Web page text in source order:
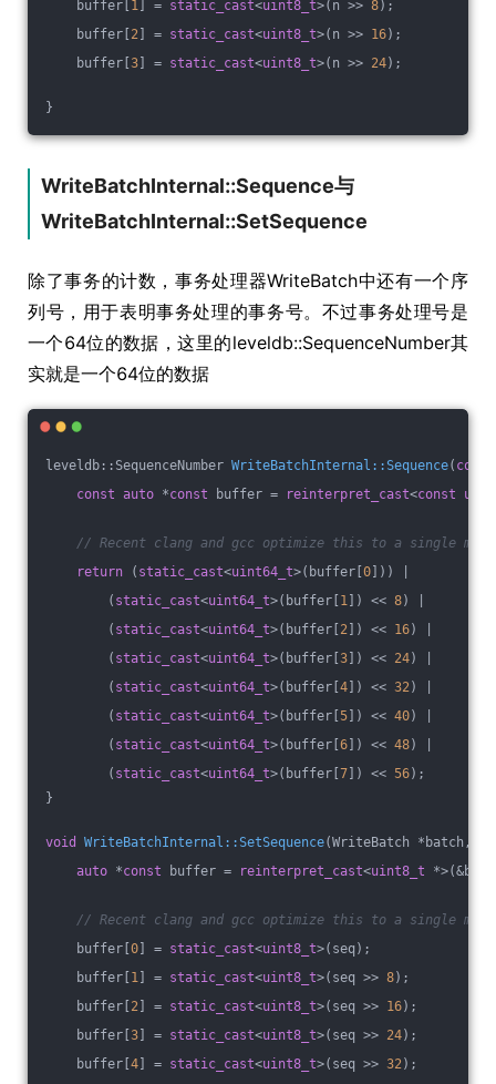
buffer[ 1 ] = static_cast<uint8_t>(n >> 8);
buffer[ 2 ] = static_cast<uint8_t>(n >> 16);
buffer[ 3 ] = static_cast<uint8_t>(n >> 24);
}
WriteBatchInternal::Sequence与
WriteBatchInternal::SetSequence
除了事务的计数，事务处理器WriteBatch中还有一个序
列号，用于表明事务处理的事务号。不过事务处理号是
一个64位的数据，这里的leveldb::SequenceNumber其
实就是一个64位的数据
leveldb::SequenceNumber WriteBatchInternal::Sequence( const
const
auto *const buffer = reinterpret_cast<const
// Recent clang and gcc optimize this to a single
return ( static_cast<uint64_t>(buffer[ 0 ])) |
( static_cast<uint64_t>(buffer[ 1 ]) << 8) |
( static_cast<uint64_t>(buffer[ 2 ]) << 16) |
( static_cast<uint64_t>(buffer[ 3 ]) << 24) |
( static_cast<uint64_t>(buffer[ 4 ]) << 32) |
( static_cast<uint64_t>(buffer[ 5 ]) << 40) |
( static_cast<uint64_t>(buffer[ 6 ]) << 48) |
( static_cast<uint64_t>(buffer[ 7 ]) << 56);
}
void WriteBatchInternal::SetSequence(WriteBatch *batch,
auto *const buffer = reinterpret_cast<uint8_t
// Recent clang and gcc optimize this to a single
buffer[ 0 ] = static_cast<uint8_t>(seq);
buffer[ 1 ] = static_cast<uint8_t>(seq >> 8);
buffer[ 2 ] = static_cast<uint8_t>(seq >> 16);
buffer[ 3 ] = static_cast<uint8_t>(seq >> 24);
buffer[ 4 ] = static_cast<uint8_t>(seq >> 32);